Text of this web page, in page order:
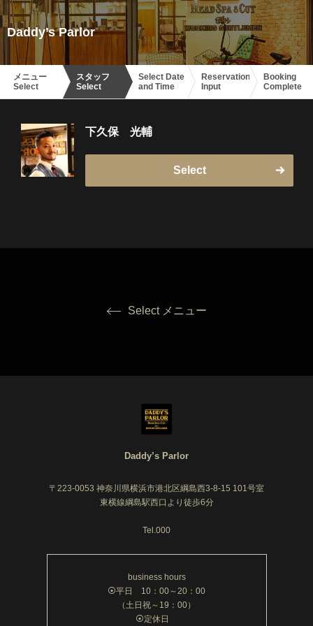
Daddy’s Parlor
メニュー
Select
スタッフ
Select
Select Date
and Time
Reservation
Input
Booking
Complete
下久保 光輔
Select
Select メニュー
Daddy’s Parlor
〒223-0053 神奈川県横浜市港北区綱島西3-8-15 101号室
東横線綱島駅西口より徒歩6分
Tel.000
business hours
⦿平日 10：00～20：00
（土日祝～19：00）
⦿定休日